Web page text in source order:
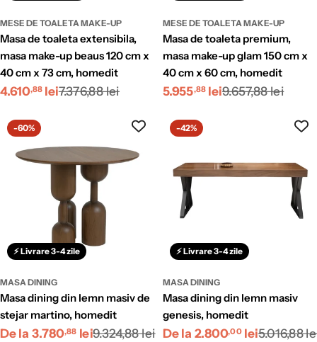
MESE DE TOALETA MAKE-UP
masa de toaleta extensibila,
masa make-up beaus 120 cm x
40 cm x 73 cm, homedit
Preț
4.610,88lei
Preț
7.376,88 lei
MESE DE TOALETA MAKE-UP
masa de toaleta premium,
masa make-up glam 150 cm x
40 cm x 60 cm, homedit
Preț
5.955,88lei
Preț
9.657,88 lei
⚡ Livrare 3-4 zile
-60%
MASA DINING
masa dining din lemn masiv de
stejar martino, homedit
Preț
De la 3.780,88 lei
Preț
9.324,88 lei
⚡ Livrare 3-4 zile
-42%
MASA DINING
masa dining din lemn masiv
genesis, homedit
Preț
De la 2.800,00lei
Preț
5.016,88